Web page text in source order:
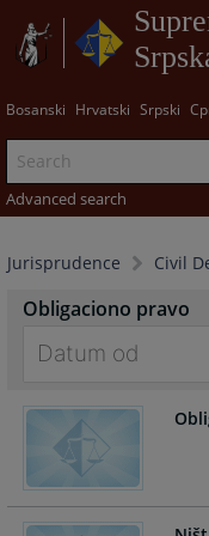
Bosanski Hrvatski Srpski
Advanced search
Jurisprudence Civil
Obligaciono pravo
forward
interact
with
the